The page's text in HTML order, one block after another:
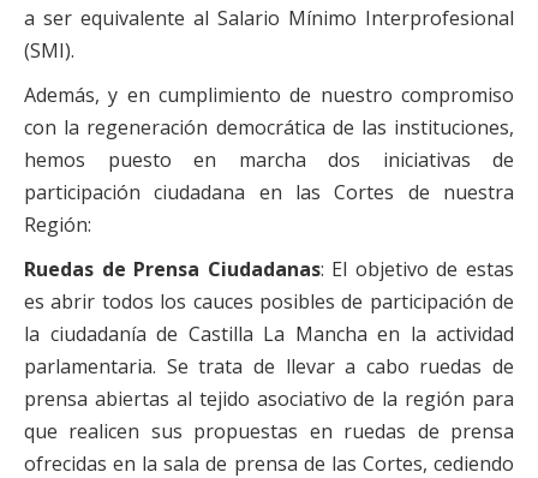
a ser equivalente al Salario Mínimo Interprofesional
(SMI).
Además, y en cumplimiento de nuestro compromiso
con la regeneración democrática de las instituciones,
hemos puesto en marcha dos iniciativas de
participación ciudadana en las Cortes de nuestra
Región:
Ruedas de Prensa Ciudadanas: El objetivo de estas
es abrir todos los cauces posibles de participación de
la ciudadanía de Castilla La Mancha en la actividad
parlamentaria. Se trata de llevar a cabo ruedas de
prensa abiertas al tejido asociativo de la región para
que realicen sus propuestas en ruedas de prensa
ofrecidas en la sala de prensa de las Cortes, cediendo